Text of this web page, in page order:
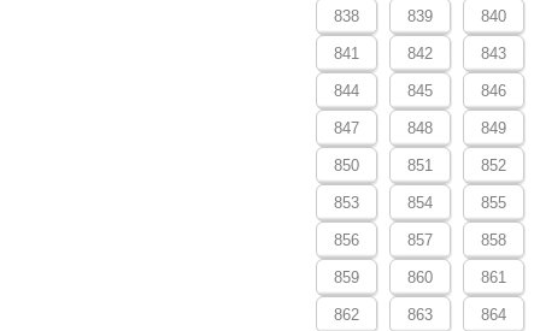
838 839 840
841 842 843
844 845 846
847 848 849
850 851 852
853 854 855
856 857 858
859 860 861
862 863 864